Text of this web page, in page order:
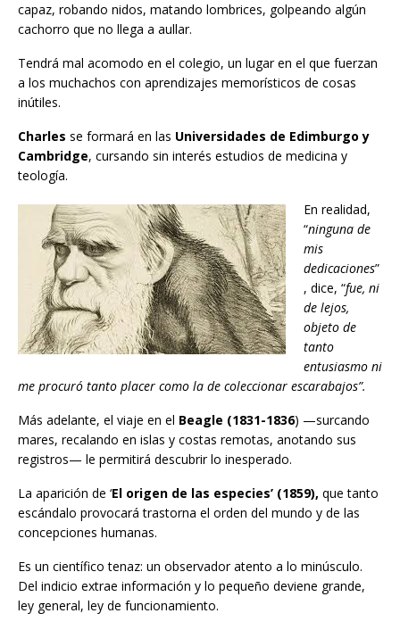
capaz, robando nidos, matando lombrices, golpeando algún
cachorro que no llega a aullar.
Tendrá mal acomodo en el colegio, un lugar en el que fuerzan
a los muchachos con aprendizajes memorísticos de cosas
inútiles.
Charles se formará en las Universidades de Edimburgo y
Cambridge, cursando sin interés estudios de medicina y
teología.
En realidad,
“ninguna de
mis
dedicaciones”
, dice, “fue, ni
de lejos,
objeto de
tanto
entusiasmo ni
me procuró tanto placer como la de coleccionar escarabajos”.
Más adelante, el viaje en el Beagle (1831-1836) —surcando
mares, recalando en islas y costas remotas, anotando sus
registros— le permitirá descubrir lo inesperado.
La aparición de ‘El origen de las especies’ (1859), que tanto
escándalo provocará trastorna el orden del mundo y de las
concepciones humanas.
Es un científico tenaz: un observador atento a lo minúsculo.
Del indicio extrae información y lo pequeño deviene grande,
ley general, ley de funcionamiento.